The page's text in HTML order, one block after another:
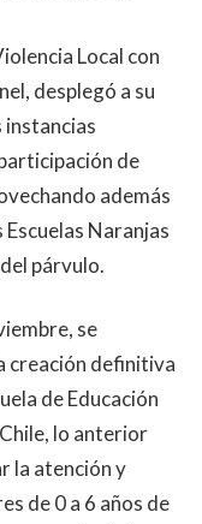
Local con
desplegó a su
instancias
de
además
Naranjas
párvulo.
se
creación definitiva
de Educación
lo anterior
la atención y
de 0 a 6 años de